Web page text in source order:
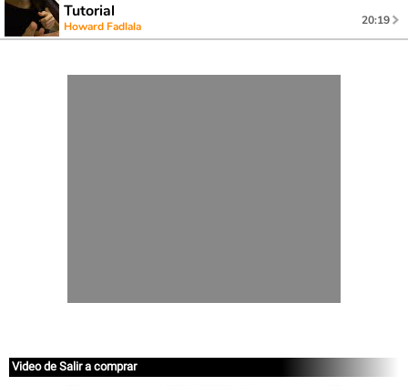
Tutorial
Howard Fadlala 20:19
Video de Salir a comprar